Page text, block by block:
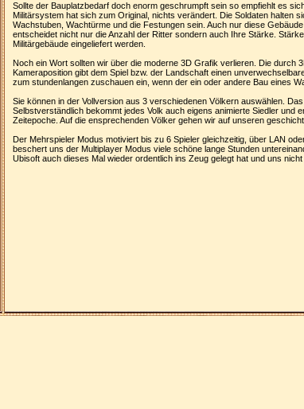
Sollte der Bauplatzbedarf doch enorm geschrumpft sein so empfiehlt es
Militärsystem hat sich zum Original, nichts verändert. Die Soldaten halten
Wachstuben, Wachtürme und die Festungen sein. Auch nur diese
entscheidet nicht nur die Anzahl der Ritter sondern auch Ihre Stärke.
Militärgebäude eingeliefert werden.
Noch ein Wort sollten wir über die moderne 3D Grafik verlieren. Die durch
Kameraposition gibt dem Spiel bzw. der Landschaft einen
zum stundenlangen zuschauen ein, wenn der ein oder andere Bau eines
Sie können in der Vollversion aus 3 verschiedenen Völkern auswählen.
Selbstverständlich bekommt jedes Volk auch eigens animierte Siedler und
Zeitepoche. Auf die ensprechenden Völker gehen wir auf unseren
Der Mehrspieler Modus motiviert bis zu 6 Spieler gleichzeitig, über LAN
beschert uns der Multiplayer Modus viele schöne lange Stunden
Ubisoft auch dieses Mal wieder ordentlich ins Zeug gelegt hat und uns nicht